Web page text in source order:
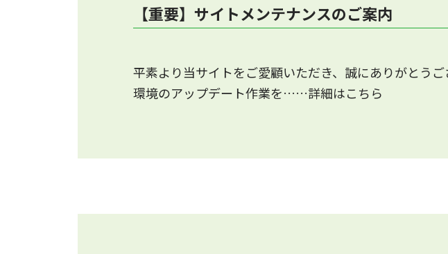
【重要】サイトメンテナンスのご案内
平素より当サイトをご愛顧いただき、誠にありがとう
環境のアップデート作業を……詳細はこちら